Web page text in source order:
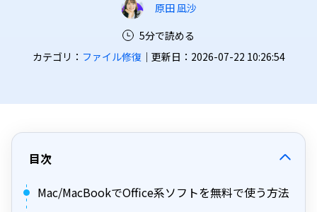
原田 凪沙
5分で読める
カテゴリ： ファイル修復｜更新日：2026-07-22 10:26:54
目次
Mac/MacBookでOffice系ソフトを無料で使う方法